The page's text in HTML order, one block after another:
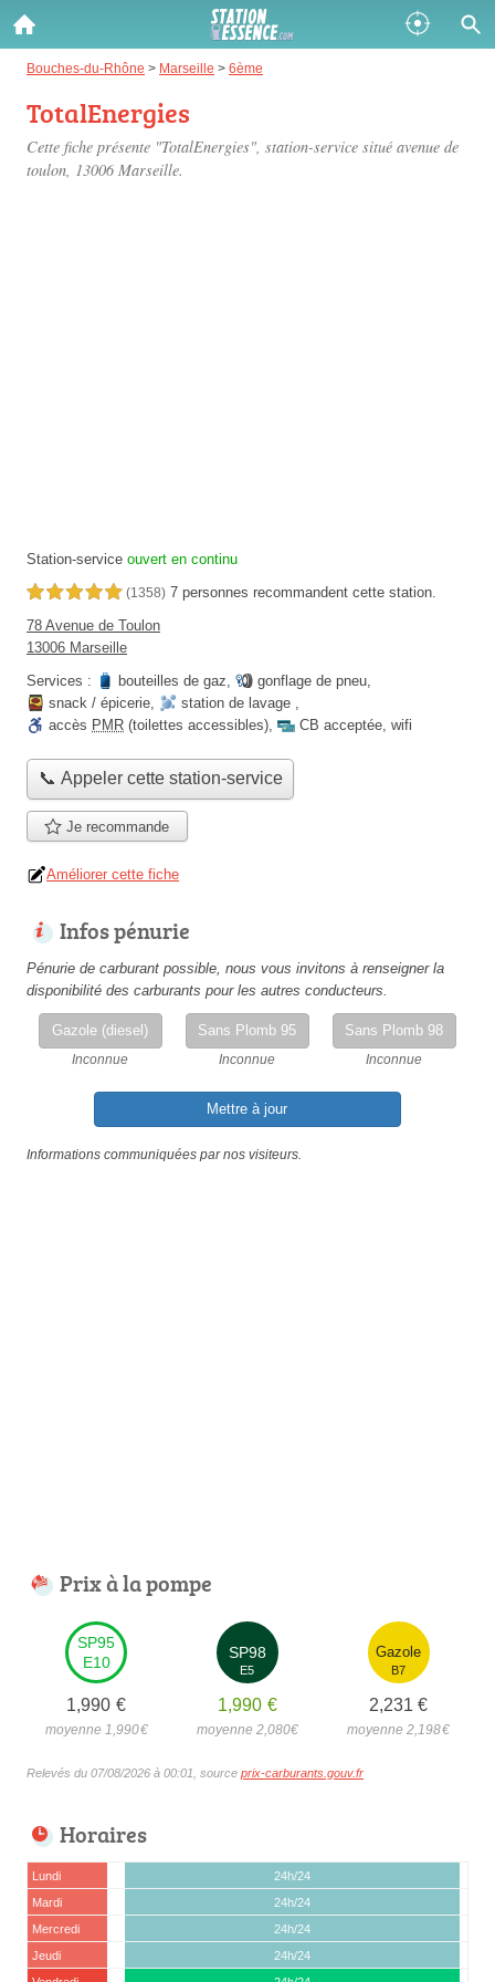
Bouches-du-Rhône > Marseille > 6ème
TotalEnergies
Cette fiche présente "TotalEnergies", station-service situé avenue de
toulon, 13006 Marseille.
Station-service ouvert en continu
5,0 étoiles sur 5 (1358) 7 personnes recommandent cette station.
78 Avenue de Toulon
13006 Marseille
Services :
bouteilles de gaz, gonflage de pneu,
snack / épicerie, station de lavage ,
accès PMR (toilettes accessibles), CB acceptée, wifi
📞 Appeler cette station-service
Je recommande
Améliorer cette fiche
Infos pénurie
Pénurie de carburant possible, nous vous invitons à renseigner la
disponibilité des carburants pour les autres conducteurs.
Gazole (diesel)
Inconnue
Sans Plomb 95
Inconnue
Sans Plomb 98
Inconnue
Mettre à jour
Informations communiquées par nos visiteurs.
Prix à la pompe
SP95
E10
1,990 €
moyenne 1,990€
SP98
E5
1,990 €
moyenne 2,080€
Gazole
B7
2,231 €
moyenne 2,198€
Relevés du 07/08/2026 à 00:01, source prix-carburants.gouv.fr
Horaires
Lundi
24h/24
Mardi
24h/24
Mercredi
24h/24
Jeudi
24h/24
Gazole :
Disponible
SP 98 :